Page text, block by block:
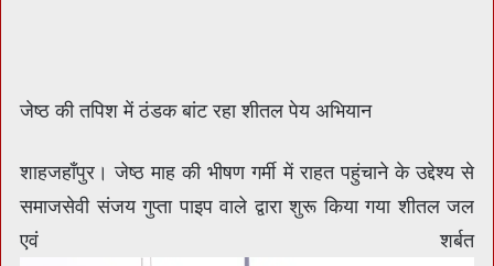
जेष्ठ की तपिश में ठंडक बांट रहा शीतल पेय अभियान
शाहजहाँपुर। जेष्ठ माह की भीषण गर्मी में राहत पहुंचाने के उद्देश्य से
समाजसेवी संजय गुप्ता पाइप वाले द्वारा शुरू किया गया शीतल जल
एवं शर्बत